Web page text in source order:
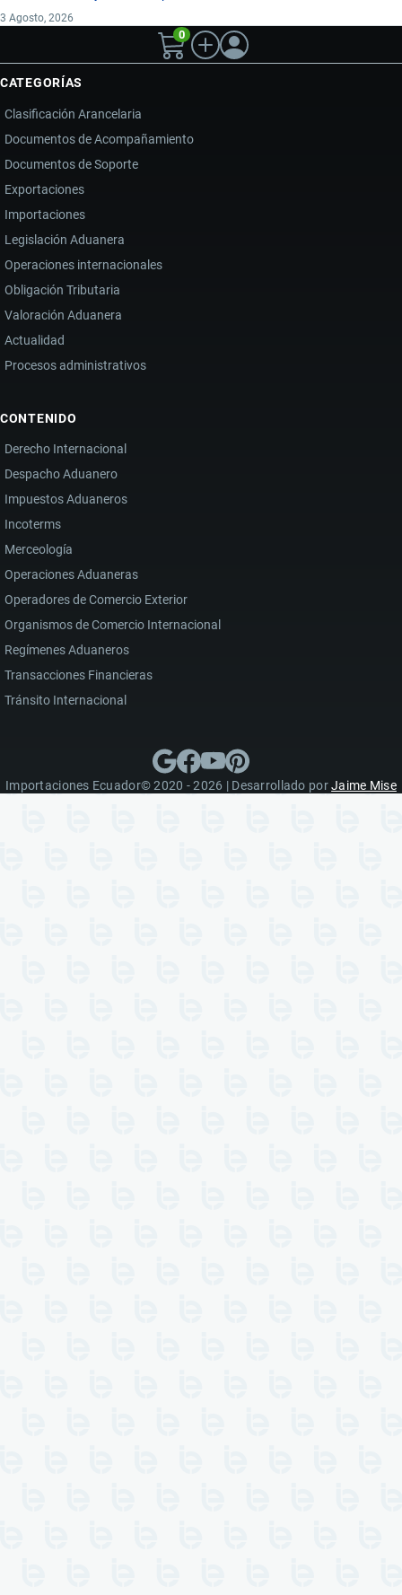
3 Agosto, 2026
0
CATEGORÍAS
Clasificación Arancelaria
Documentos de Acompañamiento
Documentos de Soporte
Exportaciones
Importaciones
Legislación Aduanera
Operaciones internacionales
Obligación Tributaria
Valoración Aduanera
Actualidad
Procesos administrativos
CONTENIDO
Derecho Internacional
Despacho Aduanero
Impuestos Aduaneros
Incoterms
Merceología
Operaciones Aduaneras
Operadores de Comercio Exterior
Organismos de Comercio Internacional
Regímenes Aduaneros
Transacciones Financieras
Tránsito Internacional
Importaciones Ecuador© 2020 - 2026 | Desarrollado porJaime Mise